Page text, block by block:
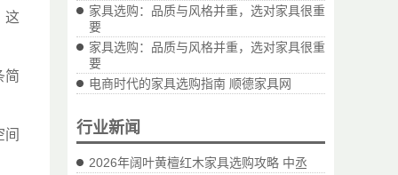
家具选购：品质与风格并重，选对家具很重
要
家具选购：品质与风格并重，选对家具很重
要
电商时代的家具选购指南 顺德家具网
行业新闻
2026年阔叶黄檀红木家具选购攻略 中丞
这
简